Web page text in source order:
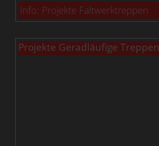
Info: Projekte Faltwerktreppen
Projekte Geradläufige Treppen